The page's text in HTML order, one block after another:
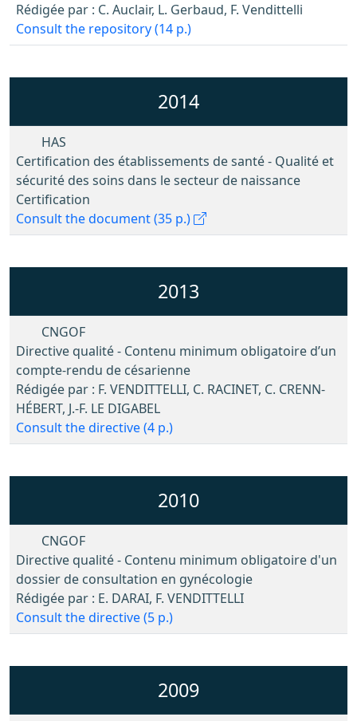
Rédigée par : C. Auclair, L. Gerbaud, F. Vendittelli
Consult the repository (14 p.)
2014
HAS
Certification des établissements de santé - Qualité et
sécurité des soins dans le secteur de naissance
Certification
Consult the document (35 p.)
2013
CNGOF
Directive qualité - Contenu minimum obligatoire d’un
compte‐rendu de césarienne
Rédigée par : F. VENDITTELLI, C. RACINET, C. CRENN‐
HÉBERT, J.‐F. LE DIGABEL
Consult the directive (4 p.)
2010
CNGOF
Directive qualité - Contenu minimum obligatoire d'un
dossier de consultation en gynécologie
Rédigée par : E. DARAI, F. VENDITTELLI
Consult the directive (5 p.)
2009